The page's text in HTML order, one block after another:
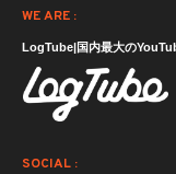
WE ARE :
LogTube|国内最大の
SOCIAL :